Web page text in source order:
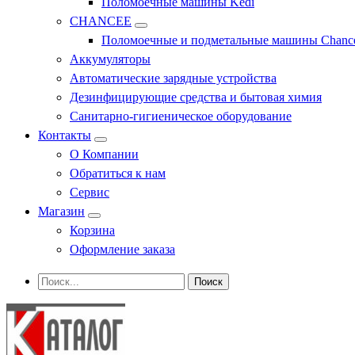
CHANCEE
Поломоечные и подметальные машины
Аккумуляторы
Автоматические зарядные устройства
Дезинфицирующие средства и бытовая химия
Санитарно-гигиеническое оборудование
Контакты
О Компании
Обратиться к нам
Сервис
Магазин
Корзина
Оформление заказа